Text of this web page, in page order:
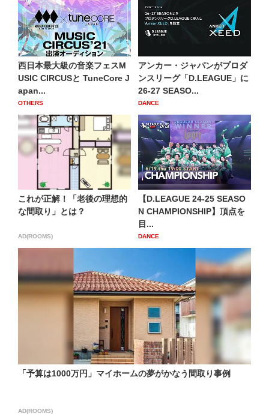
西日本最大級の音楽フェスM
USIC CIRCUSと TuneCore J
apan...
OTHERS
アンカー・ジャパンがプロダ
ンスリーグ「D.LEAGUE」に
26-27 SEASO...
DANCE
これが正解！「老後の理想的
な間取り」とは？
AD(ROOMS)
【D.LEAGUE 24-25 SEASO
N CHAMPIONSHIP】頂点を
目...
DANCE
「予算は1000万円」マイホームの夢がかなう間取り事例
AD(ROOMS)